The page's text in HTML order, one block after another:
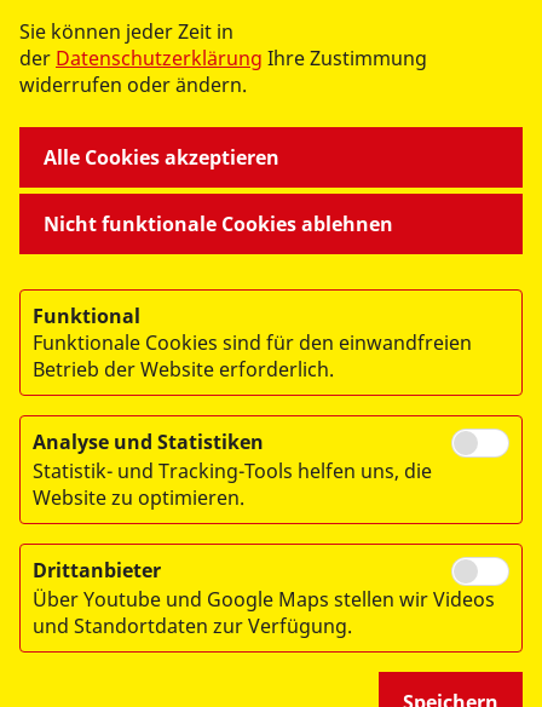
datenschutzkonform mit
© 2026 ASB Kinder- und Jugendhilfe Berlin GmbH
Datenschutz
Sitemap
Kontakt
Sie können jeder Zeit in
der Datenschutzerklärung Ihre Zustimmung
widerrufen oder ändern.
Nicht funktionale Cookies ablehnen
Alle Cookies akzeptieren
Funktional
Funktionale Cookies sind für den einwandfreien
Betrieb der Website erforderlich.
Analyse und Statistiken
Statistik- und Tracking-Tools helfen uns, die
Website zu optimieren.
Drittanbieter
Über Youtube und Google Maps stellen wir Videos
und Standortdaten zur Verfügung.